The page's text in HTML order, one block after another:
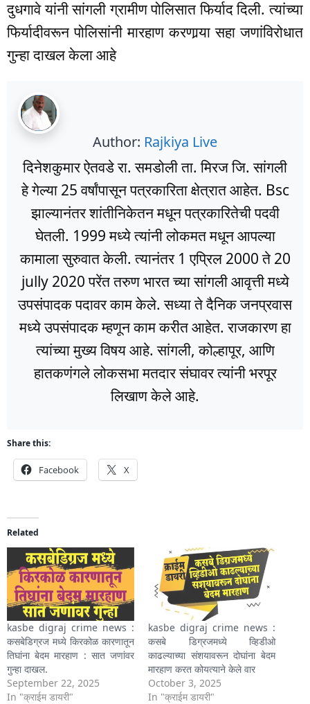
दुधगावे यांनी सांगली ग्रामीण पोलिसात फिर्याद दिली. त्यांच्या
फिर्यादीवरून पोलिसांनी मारहाण करणार्‍या सहा जणांविरोधात
गुन्हा दाखल केला आहे
Author: Rajkiya Live
दिनेशकुमार ऐतवडे रा. समडोली ता. मिरज जि. सांगली
हे गेल्या 25 वर्षांपासून पत्रकारिता क्षेत्रात आहेत. Bsc
झाल्यानंतर शांतीनिकेतन मधून पत्रकारितेची पदवी
घेतली. 1999 मध्ये त्यांनी लोकमत मधून आपल्या
कामाला सुरुवात केली. त्यानंतर 1 एप्रिल 2000 ते 20
jully 2020 परेंत तरुण भारत च्या सांगली आवृत्ती मध्ये
उपसंपादक पदावर काम केले. सध्या ते दैनिक जनप्रवास
मध्ये उपसंपादक म्हणून काम करीत आहेत. राजकारण हा
त्यांच्या मुख्य विषय आहे. सांगली, कोल्हापूर, आणि
हातकणंगले लोकसभा मतदार संघावर त्यांनी भरपूर
लिखाण केले आहे.
Share this:
Facebook X
Related
kasbe digraj crime news :
कसबेडिग्रज मध्ये किरकोळ कारणातून
तिघांना बेदम मारहाण : सात जणांवर
गुन्हा दाखल.
September 22, 2025
In "क्राईम डायरी"
kasbe digraj crime news :
कसबे डिग्रजमध्ये व्हिडीओ
काढल्याच्या संशयावरून दोघांना बेदम
मारहाण करत कोयत्याने केले वार
October 3, 2025
In "क्राईम डायरी"